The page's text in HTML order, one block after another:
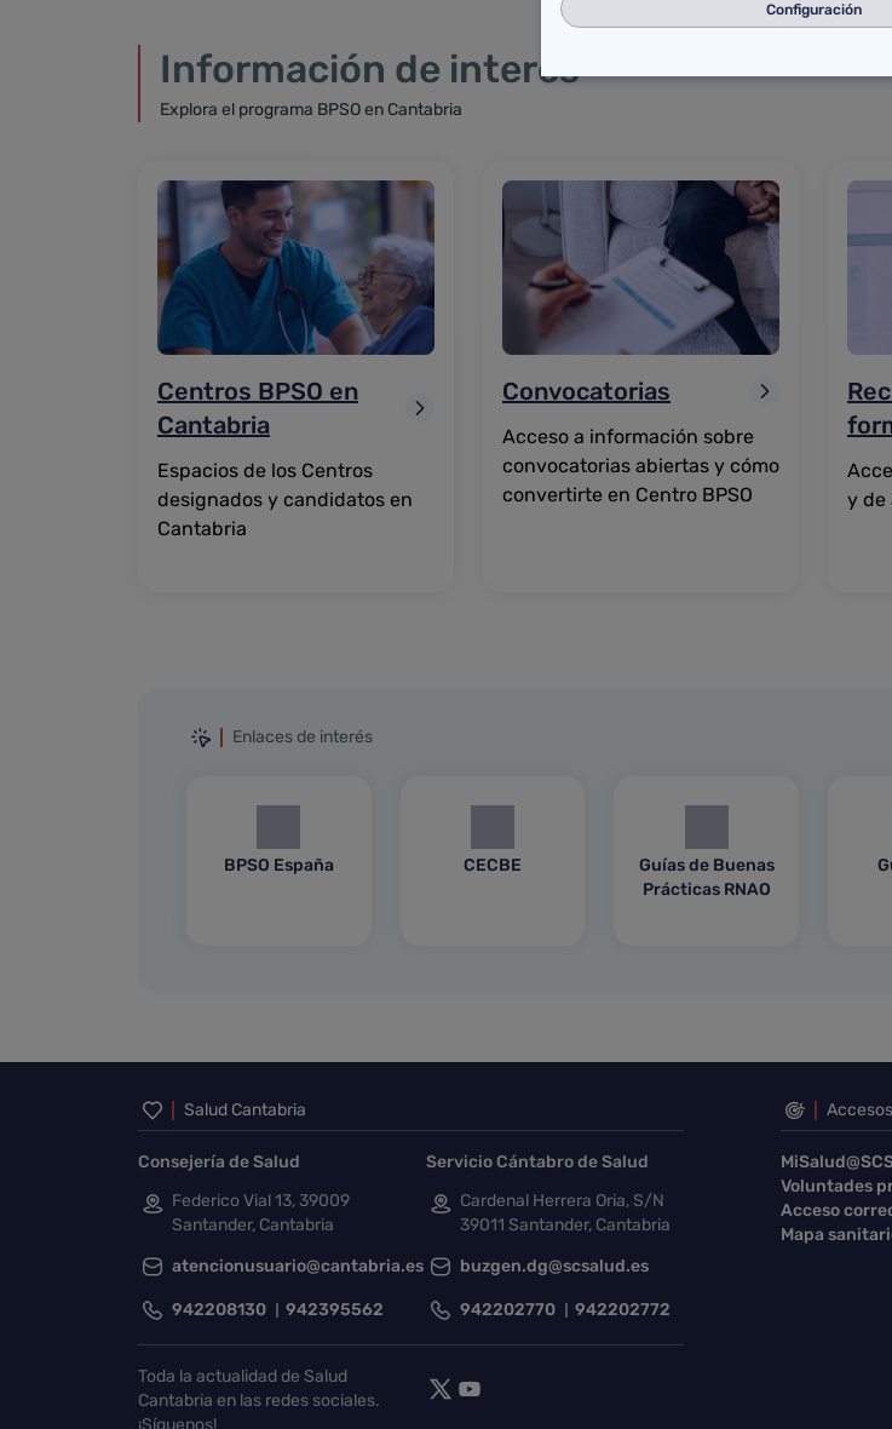
Información de interés
Explora el programa BPSO en Cantabria
Centros BPSO en
Cantabria
Espacios de los Centros
designados y candidatos en
Cantabria
Convocatorias
Acceso a información sobre
convocatorias abiertas y cómo
convertirte en Centro BPSO
y de
Enlaces de interés
BPSO España CECBE
Guías de Buenas
Prácticas RNAO
Inicio del pie de página
Salud Cantabria
Consejería de Salud
Federico Vial 13, 39009
Santander, Cantabria
atencionusuario@cantabria.es
942208130 942395562
Servicio Cántabro de Salud
Cardenal Herrera Oria, S/N
39011 Santander, Cantabria
buzgen.dg@scsalud.es
942202770 942202772
Toda la actualidad de Salud
Cantabria en las redes sociales.
¡Síguenos!
Voluntades
Acceso
Mapa
Configuración